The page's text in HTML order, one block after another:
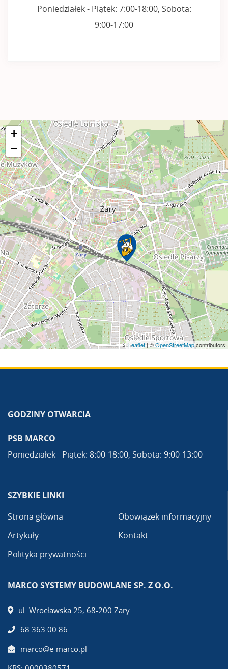
Poniedziałek - Piątek: 7:00-18:00, Sobota:
9:00-17:00
+
−
Leaflet | ©OpenStreetMapcontributors
GODZINY OTWARCIA
PSB MARCO
Poniedziałek - Piątek: 8:00-18:00, Sobota: 9:00-13:00
SZYBKIE LINKI
Strona główna
Artykuły
Polityka prywatności
Obowiązek informacyjny
Kontakt
MARCO SYSTEMY BUDOWLANE SP. Z O.O.
ul. Wrocławska 25, 68-200 Żary
68 363 00 86
marco@e-marco.pl